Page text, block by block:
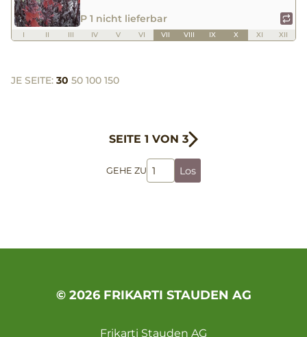
P 1 nicht lieferbar
I II III IV V VI VII VIII IX X XI XII
JE SEITE: 30 50 100 150
SEITE 1 VON 3
GEHE ZU Los
© 2026 FRIKARTI STAUDEN AG
Frikarti Stauden AG